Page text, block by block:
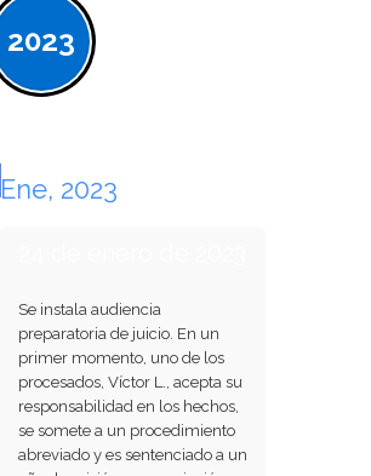
2023
Ene, 2023
Se instala audiencia
preparatoria de juicio. En un
primer momento, uno de los
procesados, Víctor L., acepta su
responsabilidad en los hechos,
se somete a un procedimiento
abreviado y es sentenciado a un